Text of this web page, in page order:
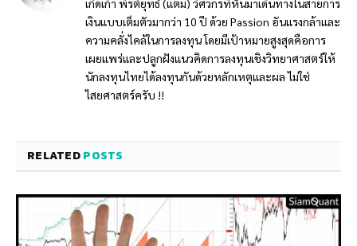
เกิดเก้า พีรติยุทธ์ (แตม) วิศวกรที่หันมาเดินทางในสายการ
เงินแบบเต็มตัวมากว่า 10 ปี ด้วย Passion อันแรงกล้าและ
ความคลั่งไคล้ในการลงทุน โดยมีเป้าหมายสูงสุดคือการ
เผยแพร่และปลูกฝังแนวคิดการลงทุนเชิงวิทยาศาสตร์ให้
นักลงทุนไทยได้ลงทุนกันด้วยหลักเหตุและผล ไม่ใช่
ไสยศาสตร์ครับ !!
RELATEDPOSTS